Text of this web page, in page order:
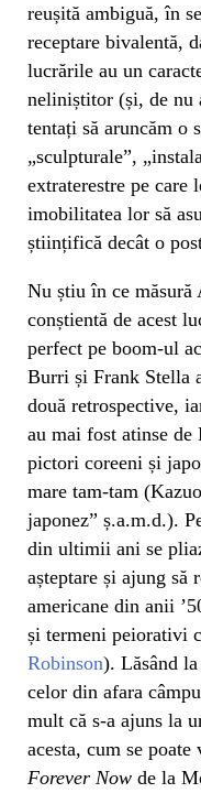
reușită ambiguă, în
receptare bivalentă,
lucrările au un
neliniștitor (și, de nu
tentați să aruncăm o
„sculpturale”,
extraterestre pe care
imobilitatea lor să
științifică decât o
Nu știu în ce măsură
conștientă de acest
perfect pe boom-ul
Burri și Frank Stella
două retrospective,
au mai fost atinse
pictori coreeni și
mare tam-tam
japonez” ș.a.m.d.).
din ultimii ani se
așteptare și ajung să
americane din anii
și termeni peiorativi
Robinson). Lăsând
celor din afara
mult că s-a ajuns la
acesta, cum se
Forever Now de la